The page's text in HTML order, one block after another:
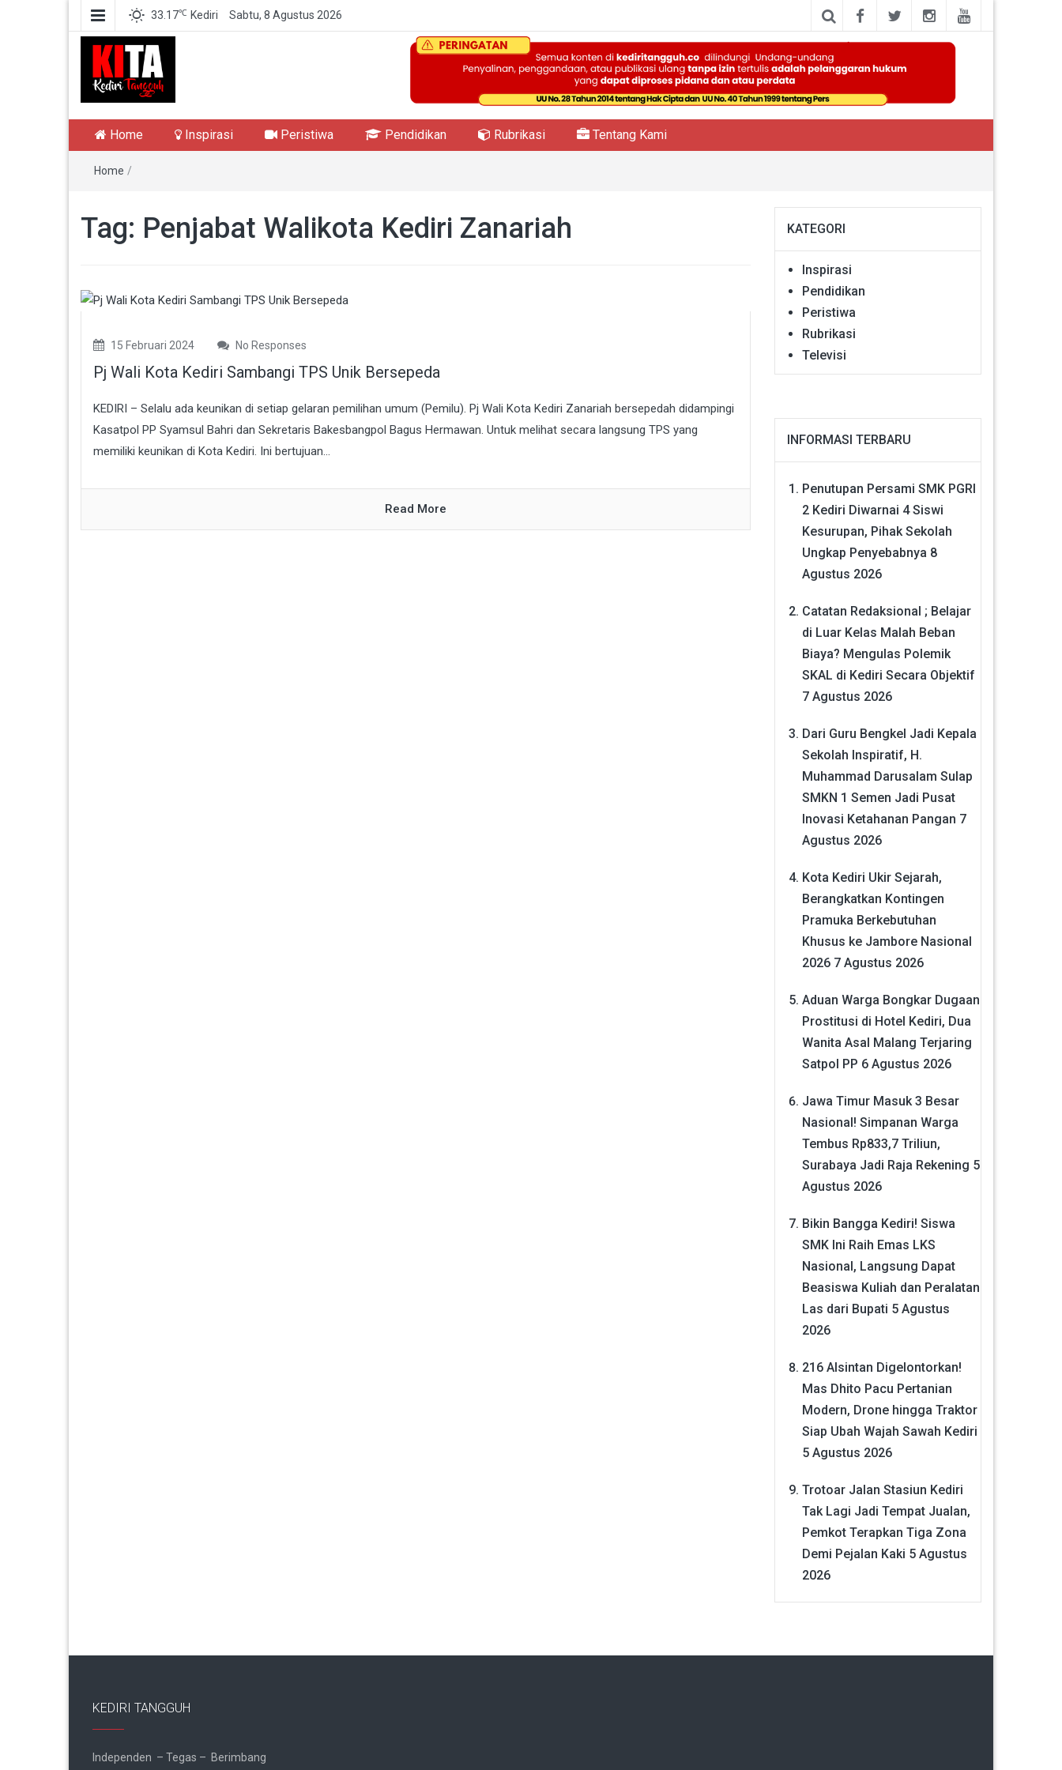
33.17℃ Kediri Sabtu, 8 Agustus 2026
Kediri Tangguh
Home Inspirasi Peristiwa Pendidikan Rubrikasi Tentang Kami
Home /
Tag: Penjabat Walikota Kediri Zanariah
15 Februari 2024 No Responses
Pj Wali Kota Kediri Sambangi TPS Unik Bersepeda
KEDIRI – Selalu ada keunikan di setiap gelaran pemilihan umum (Pemilu). Pj Wali Kota Kediri Zanariah bersepedah didampingi
Kasatpol PP Syamsul Bahri dan Sekretaris Bakesbangpol Bagus Hermawan. Untuk melihat secara langsung TPS yang
memiliki keunikan di Kota Kediri. Ini bertujuan...
Read More
KATEGORI
Inspirasi
Pendidikan
Peristiwa
Rubrikasi
Televisi
INFORMASI TERBARU
Penutupan Persami SMK PGRI
2 Kediri Diwarnai 4 Siswi
Kesurupan, Pihak Sekolah
Ungkap Penyebabnya 8
Agustus 2026
Catatan Redaksional ; Belajar
di Luar Kelas Malah Beban
Biaya? Mengulas Polemik
SKAL di Kediri Secara Objektif
7 Agustus 2026
Dari Guru Bengkel Jadi Kepala
Sekolah Inspiratif, H.
Muhammad Darusalam Sulap
SMKN 1 Semen Jadi Pusat
Inovasi Ketahanan Pangan 7
Agustus 2026
Kota Kediri Ukir Sejarah,
Berangkatkan Kontingen
Pramuka Berkebutuhan
Khusus ke Jambore Nasional
2026 7 Agustus 2026
Aduan Warga Bongkar Dugaan
Prostitusi di Hotel Kediri, Dua
Wanita Asal Malang Terjaring
Satpol PP 6 Agustus 2026
Jawa Timur Masuk 3 Besar
Nasional! Simpanan Warga
Tembus Rp833,7 Triliun,
Surabaya Jadi Raja Rekening 5
Agustus 2026
Bikin Bangga Kediri! Siswa
SMK Ini Raih Emas LKS
Nasional, Langsung Dapat
Beasiswa Kuliah dan Peralatan
Las dari Bupati 5 Agustus
2026
216 Alsintan Digelontorkan!
Mas Dhito Pacu Pertanian
Modern, Drone hingga Traktor
Siap Ubah Wajah Sawah Kediri
5 Agustus 2026
Trotoar Jalan Stasiun Kediri
Tak Lagi Jadi Tempat Jualan,
Pemkot Terapkan Tiga Zona
Demi Pejalan Kaki 5 Agustus
2026
KEDIRI TANGGUH
Independen – Tegas – Berimbang